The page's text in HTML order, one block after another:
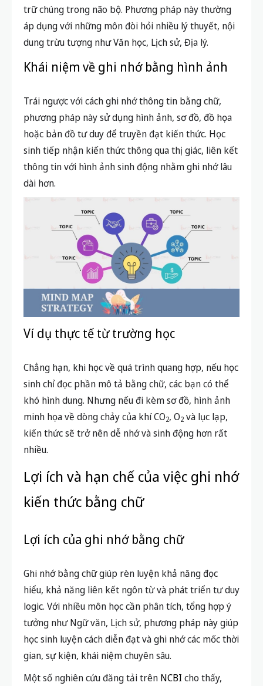
trữ chúng trong não bộ. Phương pháp này thường
áp dụng với những môn đòi hỏi nhiều lý thuyết, nội
dung trừu tượng như Văn học, Lịch sử, Địa lý.
Khái niệm về ghi nhớ bằng hình ảnh
Trái ngược với cách ghi nhớ thông tin bằng chữ,
phương pháp này sử dụng hình ảnh, sơ đồ, đồ họa
hoặc bản đồ tư duy để truyền đạt kiến thức. Học
sinh tiếp nhận kiến thức thông qua thị giác, liên kết
thông tin với hình ảnh sinh động nhằm ghi nhớ lâu
dài hơn.
Ví dụ thực tế từ trường học
Chẳng hạn, khi học về quá trình quang hợp, nếu học
sinh chỉ đọc phần mô tả bằng chữ, các bạn có thể
khó hình dung. Nhưng nếu đi kèm sơ đồ, hình ảnh
minh họa về dòng chảy của khí CO2, O2 và lục lạp,
kiến thức sẽ trở nên dễ nhớ và sinh động hơn rất
nhiều.
Lợi ích và hạn chế của việc ghi nhớ
kiến thức bằng chữ
Lợi ích của ghi nhớ bằng chữ
Ghi nhớ bằng chữ giúp rèn luyện khả năng đọc
hiểu, khả năng liên kết ngôn từ và phát triển tư duy
logic. Với nhiều môn học cần phân tích, tổng hợp ý
tưởng như Ngữ văn, Lịch sử, phương pháp này giúp
học sinh luyện cách diễn đạt và ghi nhớ các mốc thời
gian, sự kiện, khái niệm chuyên sâu.
Một số nghiên cứu đăng tải trên NCBI cho thấy,